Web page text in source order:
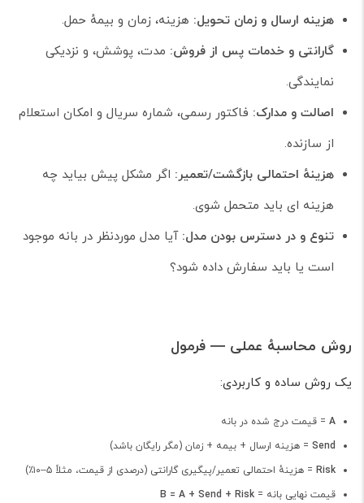
هزینه ارسال و زمان تحویل: هزینه، زمان و بیمهٔ حمل.
گارانتی و خدمات پس از فروش: مدت، پوشش، و نزدیکی
نمایندگی.
اصالت و مدارک: فاکتور رسمی، شماره سریال و امکان استعلام
از سازنده.
هزینهٔ احتمالی بازگشت/تعمیر: اگر مشکل پیش بیاید چه
هزینه ای باید متحمل شوی.
تنوع و در دسترس بودن مدل: آیا مدل موردنظر در بانه موجود
است یا باید سفارش داده شود؟
روش محاسبهٔ عملی — فرمول
یک روش ساده و کاربردی:
A = قیمت درج شده در بانه
Send = هزینه ارسال + بیمه + زمان (مگر رایگان باشد)
Risk = هزینهٔ احتمالی تعمیر/پیگیری گارانتی (درصدی از قیمت، مثلاً ۵–۱۰٪)
قیمت نهایی بانه = B = A + Send + Risk